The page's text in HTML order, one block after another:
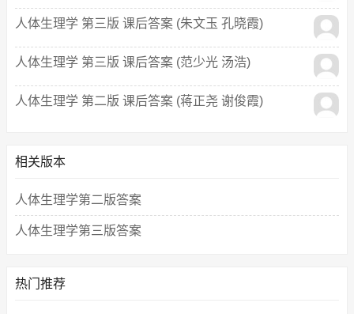
人体生理学 第三版 课后答案 (朱文玉 孔晓霞)
人体生理学 第三版 课后答案 (范少光 汤浩)
人体生理学 第二版 课后答案 (蒋正尧 谢俊霞)
相关版本
人体生理学第二版答案
人体生理学第三版答案
热门推荐